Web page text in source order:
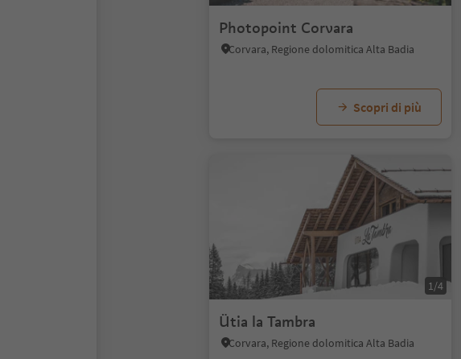
Photopoint Corvara
Corvara, Regione dolomitica Alta Badia
Scopri di più
1/4
Ütia la Tambra
Corvara, Regione dolomitica Alta Badia